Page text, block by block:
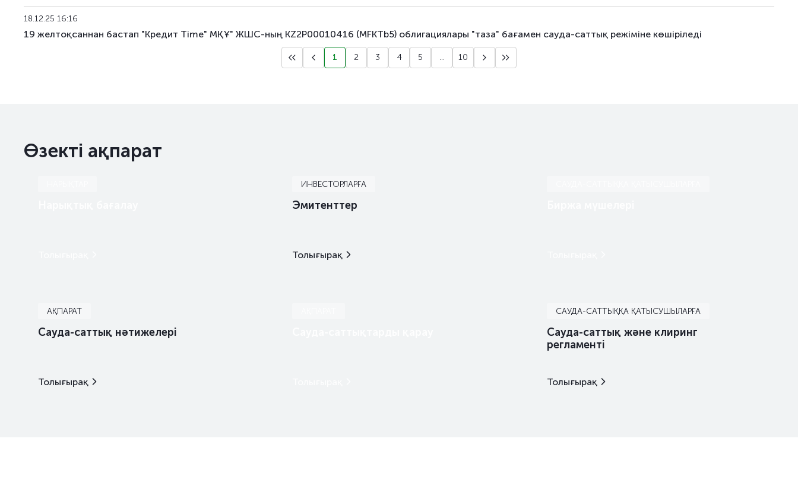
18.12.25 16:16
19 желтоқсаннан бастап "Кредит Time" МҚҰ" ЖШС-ның KZ2P00010416 (MFKTb5) облигациялары "таза" бағамен сауда-саттық режіміне көшіріледі
1 2 3 4 5 ... 10
Өзекті ақпарат
ИНВЕСТОРЛАРҒА
Эмитенттер
Толығырақ
АҚПАРАТ
Сауда-саттық нәтижелері
Толығырақ
САУДА-САТТЫҚҚА ҚАТЫСУШЫЛАРҒА
Сауда-саттық және клиринг
регламенті
Толығырақ